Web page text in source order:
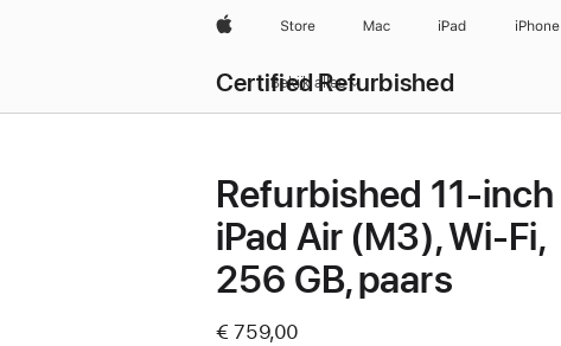
AppleStore Mac iPad iPhone
Certified Refurbished
Bekijk alles
Refurbished 11‑inch
iPad Air (M3), Wi-Fi,
256 GB, paars
€ 759,00